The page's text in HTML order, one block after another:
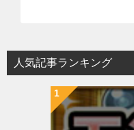
人気記事ランキング